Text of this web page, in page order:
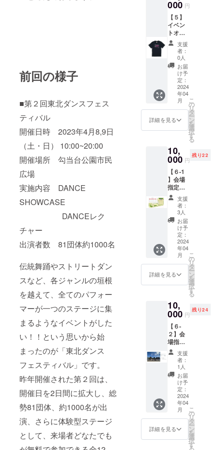
前回の様子
■第２回東北ダンスフェス
ティバル
開催日時 2023年4月8,9日
（土・日） 10:00~20:00
開催場所 勾当台公園市民
広場
実施内容 DANCE
SHOWCASE
DANCEレク
チャー
出演者数 81団体約1000名
伝統舞踊やストリートダン
スなど、各ジャンルの垣根
を越えて、全てのパフォー
マーが一つのステージに集
まるようなイベントがした
い！！という思いから始
まったのが「東北ダンス
フェスティバル」です。
昨年開催された第２回は、
開催日を2日間に拡大し、総
勢81団体、約1000名が出
演、さらに体験型ステージ
として、来場者どなたでも
会より
御礼の
メッ
セージ
をメー
ルにて
送らせ
ていた
だきま
す。 支
援いた
だいた
方全員
のお名
ホーム
ページ
いただ
きま
す。
（期
間：
2024年
4月～
2024年
12月）
ご支援
いただ
く際
は、必
ず【備
考欄】
を希望
される
入くだ
さい。
いただ
きま
す。
（期
間：
2024年
4月～
2024年
12月）
ご支援
いただ
く際
は、必
ず【備
考欄】
に掲載
をご記
入くだ
さい。
の3種類
からお
選びい
ただけ
ます。
（オプ
ション
にてサ
イズを
選択し
てくだ
い。）
お届け
は配送
となり
情報を
入力し
てくだ
さい。
※Tシャ
ツサイ
ズ M：
身丈
69 身
幅52
肩幅
46 袖
丈20
L：身丈
73 身
幅55
肩幅
丈77
身幅
58 肩
幅54
袖丈24
支援い
ただい
た方全
員のお
名前を
ホーム
ページ
に掲載
させて
いただ
す。
（期
000 円
【５】
イベン
トオリ
ジナル
グッズ
セット
応援プ
ラン 東
北ダン
スフェ
スティ
バルオ
リジナ
ルTシャ
ツ、タ
オル、
カーの
セット
です。T
シャツ
のサイ
ズは
M・L・
XLの3
種類か
らお選
びいた
だけま
す。
（オプ
ション
にてサ
イズを
い。）
タオル
のサイ
ズは
800mm
×340ｍ
ｍで
す。 お
届けは
配送と
なりま
すの
で、お
届け先
情報を
入力し
てくだ
支援
者：
0人
お届
け予
定：
2024
年04
月
詳細を見る
こ
の
リ
タ
ー
ン
を
選
択
す
る
10,
000 円
残り22
【６-1
】会場
指定席
予約応
援プラ
ン〔４
月６日
(土)〕
勾当台
公園市
民広場
会場
で、最
前列席
を予約
するこ
きま
す。 予
約でき
る座席
は会場
図にて
ご確認
くださ
い。座
席は２
～３人
掛けア
ルミベ
ンチと
なって
おりま
す。 １
支援
者：
3人
お届
け予
定：
2024
年04
月
詳細を見る
こ
の
リ
タ
ー
ン
を
選
択
す
る
10,
000 円
残り24
【６-
２】会
場指定
席予約
応援プ
ラン
〔４月
７日
(日)〕
勾当台
公園市
民広場
会場
で、最
前列席
を予約
支援
者：
1人
お届
け予
定：
2024
年04
月
詳細を見る
こ
の
リ
タ
ー
ン
を
選
択
す